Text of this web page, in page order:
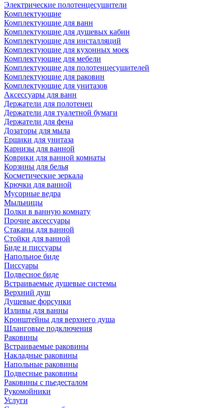
Электрические полотенцесушители
Комплектующие
Комплектующие для ванн
Комплектующие для душевых кабин
Комплектующие для инсталляций
Комплектующие для кухонных моек
Комплектующие для мебели
Комплектующие для полотенцесушителей
Комплектующие для раковин
Комплектующие для унитазов
Аксессуары для ванн
Держатели для полотенец
Держатели для туалетной бумаги
Держатели для фена
Дозаторы для мыла
Ершики для унитаза
Карнизы для ванной
Коврики для ванной комнаты
Корзины для белья
Косметические зеркала
Крючки для ванной
Мусорные ведра
Мыльницы
Полки в ванную комнату
Прочие аксессуары
Стаканы для ванной
Стойки для ванной
Биде и писсуары
Напольное биде
Писсуары
Подвесное биде
Встраиваемые душевые системы
Верхний душ
Душевые форсунки
Изливы для ванны
Кронштейны для верхнего душа
Шланговые подключения
Раковины
Встраиваемые раковины
Накладные раковины
Напольные раковины
Подвесные раковины
Раковины с пьедесталом
Рукомойники
Услуги